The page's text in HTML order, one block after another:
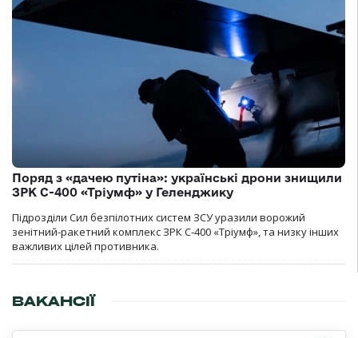
Поряд з «дачею путіна»: українські дрони знищили
ЗРК С-400 «Тріумф» у Геленджику
Підрозділи Сил безпілотних систем ЗСУ уразили ворожий
зенітний-ракетний комплекс ЗРК С-400 «Тріумф», та низку інших
важливих цілей противника.
ВАКАНСІЇ